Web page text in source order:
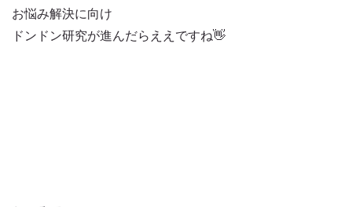
お悩み解決に向け
ドンドン研究が進んだらええですね👋